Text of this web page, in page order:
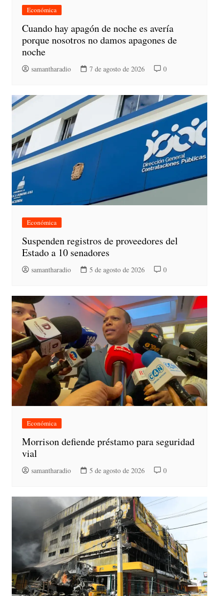
Económica
Cuando hay apagón de noche es avería
porque nosotros no damos apagones de
noche
samantharadio 7 de agosto de 2026 0
Económica
Suspenden registros de proveedores del
Estado a 10 senadores
samantharadio 5 de agosto de 2026 0
Económica
Morrison defiende préstamo para seguridad
vial
samantharadio 5 de agosto de 2026 0